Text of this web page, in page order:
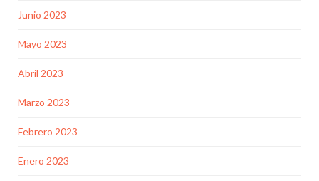
Junio 2023
Mayo 2023
Abril 2023
Marzo 2023
Febrero 2023
Enero 2023